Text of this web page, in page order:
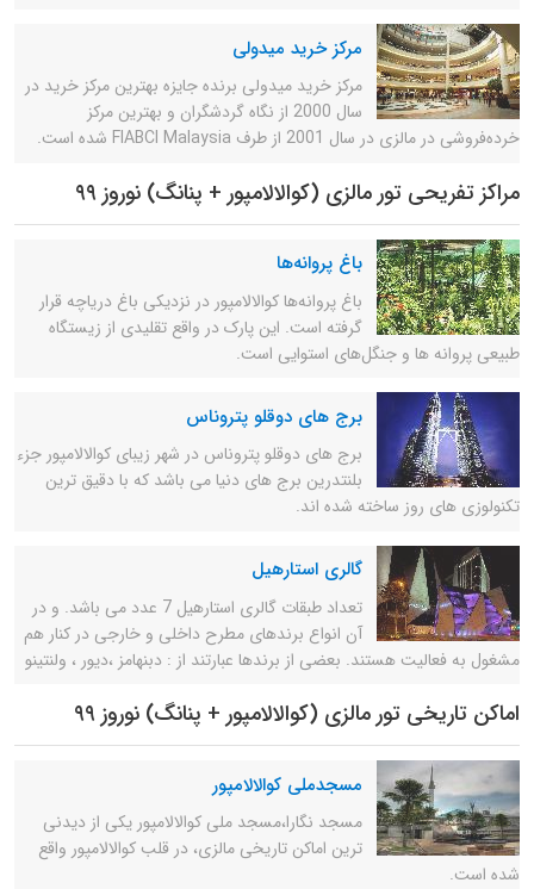
مرکز خرید میدولی
مرکز خرید میدولی برنده جایزه بهترین مرکز خرید در
سال 2000 از نگاه گردشگران و بهترین مرکز
خرده‌فروشی در مالزی در سال 2001 از طرف FIABCI Malaysia شده است.
مراکز تفریحی تور مالزی (کوالالامپور + پنانگ) نوروز ۹۹
باغ پروانه‌ها
باغ پروانه‌ها کوالالامپور در نزدیکی باغ دریاچه قرار
گرفته است. این پارک در واقع تقلیدی از زیستگاه
طبیعی پروانه ها و جنگل‌های استوایی است.
برج های دوقلو پتروناس
برج های دوقلو پتروناس در شهر زیبای کوالالامپور جزء
بلنتدرین برج های دنیا می باشد که با دقیق ترین
تکنولوزی های روز ساخته شده اند.
گالری استارهیل
تعداد طبقات گالری استارهیل 7 عدد می باشد. و در
آن انواع برندهای مطرح داخلی و خارجی در کنار هم
مشغول به فعالیت هستند. بعضی از برندها عبارتند از : دبنهامز ،دیور ، ولنتینو
اماکن تاریخی تور مالزی (کوالالامپور + پنانگ) نوروز ۹۹
مسجدملی کوالالامپور
مسجد نگارا،مسجد ملی کوالالامپور یکی از دیدنی
ترین اماکن تاریخی مالزی، در قلب کوالالامپور واقع
شده است.